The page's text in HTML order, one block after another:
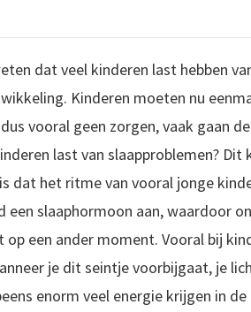
dat veel kinderen last hebben
Kinderen moeten nu
vooral geen zorgen, vaak gaan
last van slaapproblemen? Dit
dat het ritme van vooral jonge
een slaaphormoon aan, waardoor
een ander moment. Vooral bij
je dit seintje voorbijgaat, je
enorm veel energie krijgen in